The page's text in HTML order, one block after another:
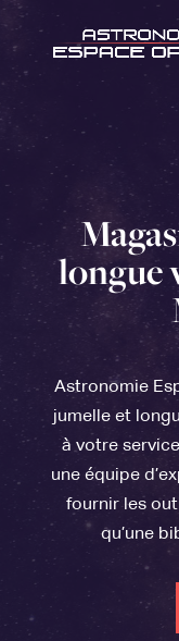
longue
Astronomie
jumelle et
à votre
une équipe
fournir les
qu’une